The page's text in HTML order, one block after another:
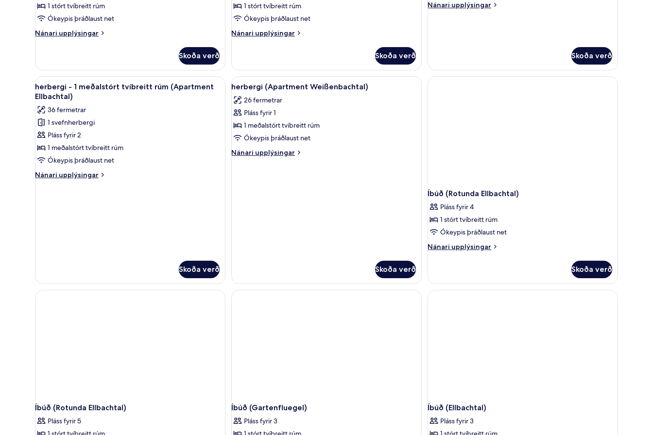
(Apartment
in
the
1 stórt tvíbreitt rúm
Ókeypis þráðlaust net
Nánari upplýsingar
Nánari
með
tvíbreiðu
rúmi
(Apartment
the
Main
House)
Skoða verð
(Apartment
Gartenfluegel)
1 stórt tvíbreitt rúm
Ókeypis þráðlaust net
Nánari upplýsingar
Nánari
með
tvíbreiðu
rúmi
(Apartment
Gartenfluegel)
Skoða verð
Nánari upplýsingar
Nánari
Skoða verð
Skoða
allar
myndir
fyrir
herbergi
-
1
meðalstórt
tvíbreitt
rúm
herbergi - 1 meðalstórt tvíbreitt rúm (Apartment Ellbachtal) | Rúmföt af bestu gerð, dúnsængur, míníbar, öryggishólf í herbergi
4
herbergi - 1 meðalstórt tvíbreitt rúm (Apartment
Ellbachtal)
36 fermetrar
1 svefnherbergi
Pláss fyrir 2
1 meðalstórt tvíbreitt rúm
Ókeypis þráðlaust net
Nánari upplýsingar
Nánari
Skoða verð
Skoða
allar
myndir
fyrir
herbergi
(Apartment
Weißenbachtal)
herbergi (Apartment Weißenbachtal) | Rúmföt af bestu gerð, dúnsængur, míníbar, öryggishólf í herbergi
4
herbergi (Apartment Weißenbachtal)
26 fermetrar
Pláss fyrir 1
1 meðalstórt tvíbreitt rúm
Ókeypis þráðlaust net
Nánari upplýsingar
Nánari
Skoða verð
Íbúð (Rotunda Ellbachtal)
Pláss fyrir 4
1 stórt tvíbreitt rúm
Ókeypis þráðlaust net
Nánari upplýsingar
Nánari
(Rotunda
Ellbachtal)
Skoða verð
Íbúð (Rotunda Ellbachtal)
Pláss fyrir 5
Íbúð (Gartenfluegel)
Pláss fyrir 3
Íbúð (Ellbachtal)
Pláss fyrir 3